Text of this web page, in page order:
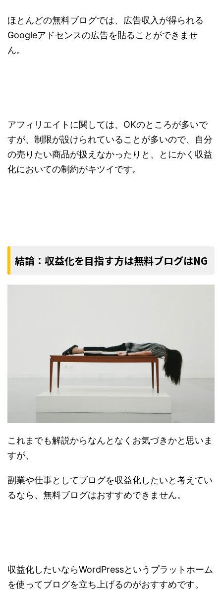
ほとんどの無料ブログでは、広告収入が得られる
Googleアドセンスの広告を貼ることができませ
ん。
アフィリエイトに関しては、OKのところが多いで
すが、制限が設けられていることが多いので、自分
の売りたい商品が扱えなかったりと、とにかく収益
化においての制約がキツイです。
結論：収益化を目指す方は無料ブログはNG
これまでも解説からなんとなくお気づきかと思いま
すが、
副業や仕事としてブログを収益化したいと考えてい
るなら、無料ブログはおすすめできません。
収益化したいならWordPressというプラットホーム
を使ってブログを立ち上げるのがおすすめです。